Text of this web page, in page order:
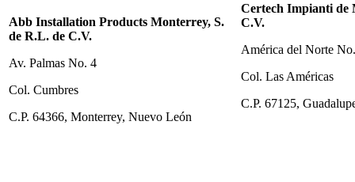
Abb Installation Products Monterrey, S.
de R.L. de C.V.
Av. Palmas No. 4
Col. Cumbres
C.P. 64366, Monterrey, Nuevo León
Certech Impianti de
C.V.
América del Norte
Col. Las Américas
C.P. 67125,